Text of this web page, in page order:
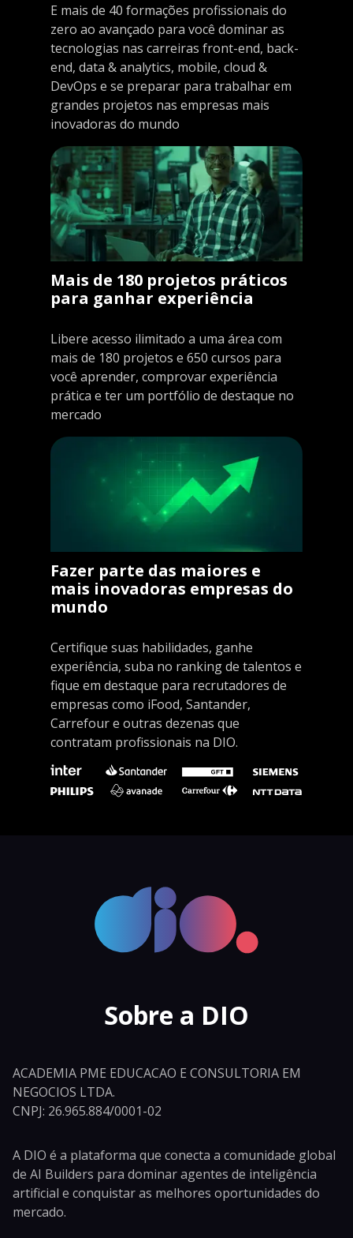
E mais de 40 formações profissionais do
zero ao avançado para você dominar as
tecnologias nas carreiras front-end, back-
end, data & analytics, mobile, cloud &
DevOps e se preparar para trabalhar em
grandes projetos nas empresas mais
inovadoras do mundo
Mais de 180 projetos práticos
para ganhar experiência
Libere acesso ilimitado a uma área com
mais de 180 projetos e 650 cursos para
você aprender, comprovar experiência
prática e ter um portfólio de destaque no
mercado
Fazer parte das maiores e
mais inovadoras empresas do
mundo
Certifique suas habilidades, ganhe
experiência, suba no ranking de talentos e
fique em destaque para recrutadores de
empresas como iFood, Santander,
Carrefour e outras dezenas que
contratam profissionais na DIO.
Sobre a DIO
ACADEMIA PME EDUCACAO E CONSULTORIA EM
NEGOCIOS LTDA.
CNPJ: 26.965.884/0001-02
A DIO é a plataforma que conecta a comunidade global
de AI Builders para dominar agentes de inteligência
artificial e conquistar as melhores oportunidades do
mercado.